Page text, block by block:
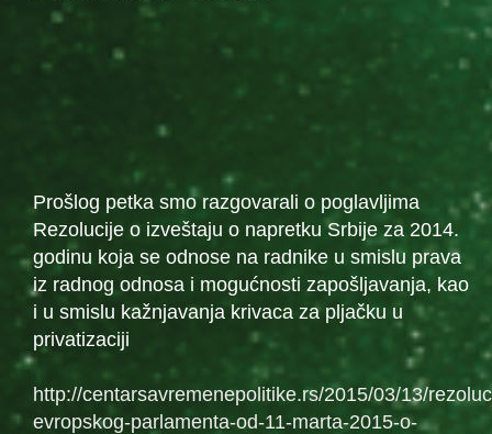
Prošlog petka smo razgovarali o poglavljima
Rezolucije o izveštaju o napretku Srbije za 2014.
godinu koja se odnose na radnike u smislu prava
iz radnog odnosa i mogućnosti zapošljavanja, kao
i u smislu kažnjavanja krivaca za pljačku u
privatizaciji
http://centarsavremenepolitike.rs/2015/03/13/
evropskog-parlamenta-od-11-marta-2015-o-